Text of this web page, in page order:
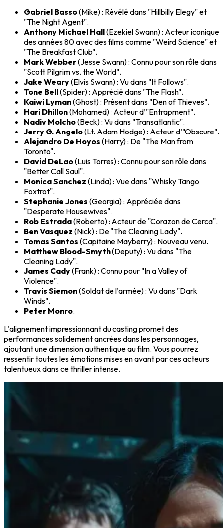
Gabriel Basso(Mike) : Révélé dans "Hillbilly Elegy" et
"The Night Agent".
Anthony Michael Hall(Ezekiel Swann) : Acteur iconique
des années 80 avec des films comme "Weird Science" et
"The Breakfast Club".
Mark Webber(Jesse Swann) : Connu pour son rôle dans
"Scott Pilgrim vs. the World".
Jake Weary(Elvis Swann) : Vu dans "It Follows".
Tone Bell(Spider) : Apprécié dans "The Flash".
Kaiwi Lyman(Ghost) : Présent dans "Den of Thieves".
Hari Dhillon(Mohamed) : Acteur d’"Entrapment".
Nadiv Molcho(Beck) : Vu dans "Transatlantic".
Jerry G. Angelo(Lt. Adam Hodge) : Acteur d’"Obscure".
Alejandro De Hoyos (Harry) : De "The Man from
Toronto".
David DeLao(Luis Torres) : Connu pour son rôle dans
"Better Call Saul".
Monica Sanchez (Linda) : Vue dans "Whisky Tango
Foxtrot".
Stephanie Jones (Georgia) : Appréciée dans
"Desperate Housewives".
Rob Estrada(Roberto) : Acteur de "Corazon de Cerca".
Ben Vasquez (Nick) : De "The Cleaning Lady".
Tomas Santos (Capitaine Mayberry) : Nouveau venu.
Matthew Blood-Smyth(Deputy) : Vu dans "The
Cleaning Lady".
James Cady(Frank) : Connu pour "In a Valley of
Violence".
Travis Siemon(Soldat de l’armée) : Vu dans "Dark
Winds".
Peter Monro.
L'alignement impressionnant du casting promet des
performances solidement ancrées dans les personnages,
ajoutant une dimension authentique au film. Vous pourrez
ressentir toutes les émotions mises en avant par ces acteurs
talentueux dans ce thriller intense.